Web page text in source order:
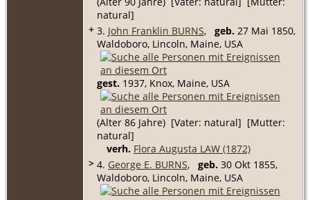
natural]
+ 3. John Franklin BURNS, geb. 27 Mai 1850,
Waldoboro, Lincoln, Maine, USA
gest. 1937, Knox, Maine, USA
(Alter 86 Jahre) [Vater: natural] [Mutter:
natural]
verh. Flora Augusta LAW (1872)
> 4. George E. BURNS, geb. 30 Okt 1855,
Waldoboro, Lincoln, Maine, USA